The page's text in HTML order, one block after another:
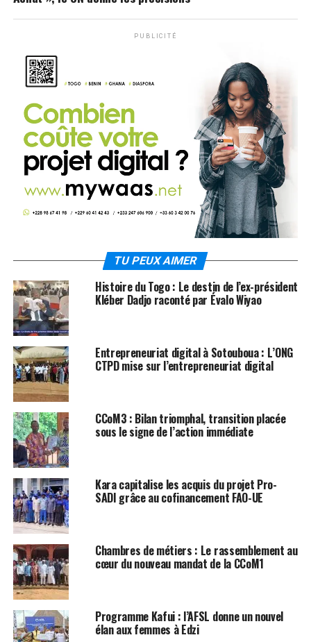
PUBLICITÉ
TU PEUX AIMER
Histoire du Togo : Le destin de l’ex-président
Kléber Dadjo raconté par Évalo Wiyao
Entrepreneuriat digital à Sotouboua : L’ONG
CTPD mise sur l’entrepreneuriat digital
CCoM3 : Bilan triomphal, transition placée
sous le signe de l’action immédiate
Kara capitalise les acquis du projet Pro-
SADI grâce au cofinancement FAO-UE
Chambres de métiers : Le rassemblement au
cœur du nouveau mandat de la CCoM1
Programme Kafui : l’AFSL donne un nouvel
élan aux femmes à Edzi